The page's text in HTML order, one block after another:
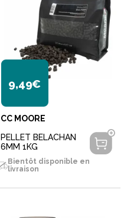
9,49€
CC MOORE
PELLET BELACHAN
6MM 1KG
Bientôt disponible en
livraison